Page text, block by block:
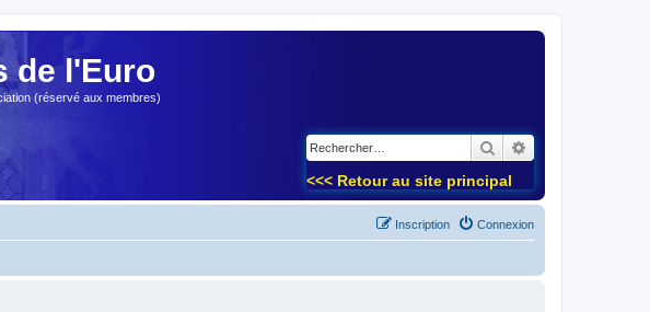
de l'Euro
(réservé aux membres)
Rechercher
<<< Retour au site principal
Connexion
Inscription